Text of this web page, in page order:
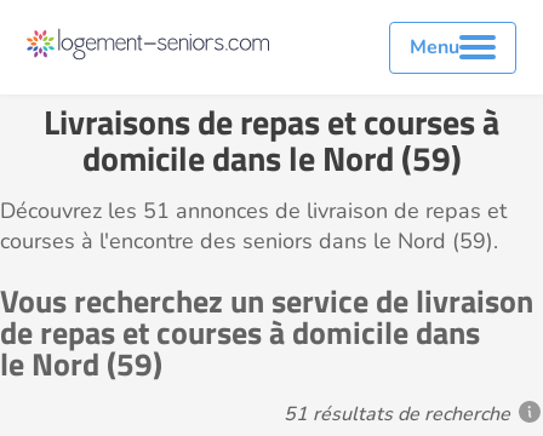
Menu
Livraisons de repas et courses à
domicile dans le Nord (59)
Découvrez les 51 annonces de livraison de repas et
courses à l'encontre des seniors dans le Nord (59).
Vous recherchez un service de livraison
de repas et courses à domicile dans
le Nord (59)
51 résultats de recherche